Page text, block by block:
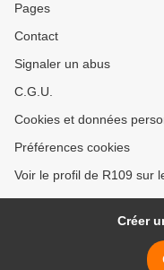
Pages
Contact
Signaler un abus
C.G.U.
Cookies et données
Préférences cookies
Voir le profil de R109 sur
Créer